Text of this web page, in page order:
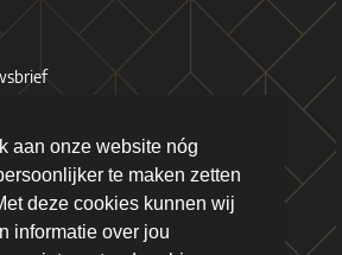
aan onze website nóg
te maken zetten
deze cookies kunnen wij
informatie over jou